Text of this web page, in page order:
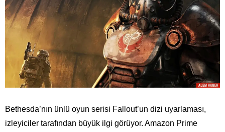
Bethesda’nın ünlü oyun serisi Fallout’un dizi uyarlaması,
izleyiciler tarafından büyük ilgi görüyor. Amazon Prime